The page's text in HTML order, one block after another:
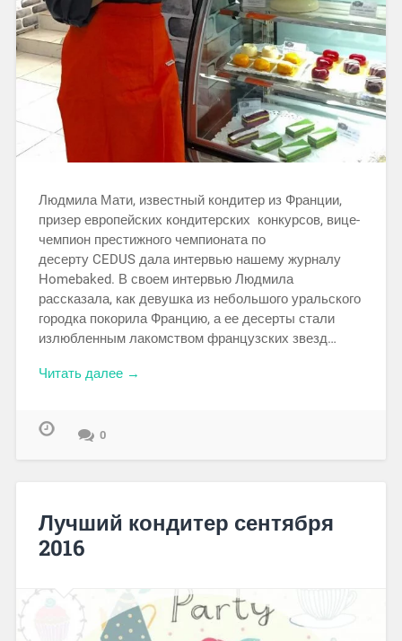
Людмила Мати, известный кондитер из Франции,
призер европейских кондитерских конкурсов, вице-
чемпион престижного чемпионата по
десерту CEDUS дала интервью нашему журналу
Homebaked. В своем интервью Людмила
рассказала, как девушка из небольшого уральского
городка покорила Францию, а ее десерты стали
излюбленным лакомством французских звезд…
Читать далее →
0
Лучший кондитер сентября
2016